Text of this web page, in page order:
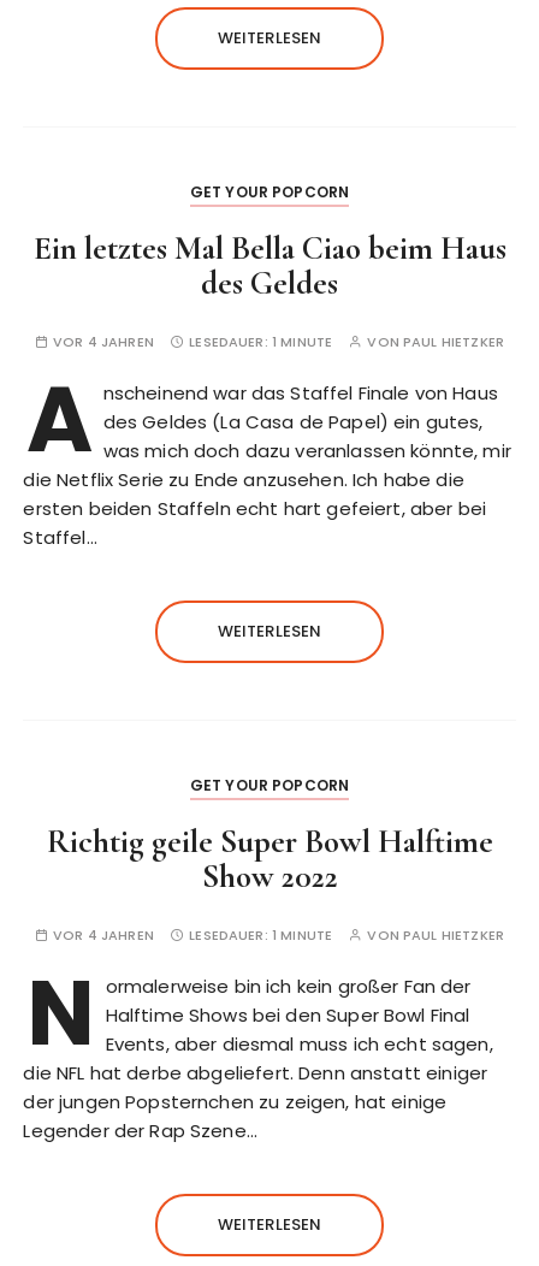
WEITERLESEN
GET YOUR POPCORN
Ein letztes Mal Bella Ciao beim Haus
des Geldes
VOR 4 JAHREN LESEDAUER: 1 MINUTE VONPAUL HIETZKER
A nscheinend war das Staffel Finale von Haus
des Geldes (La Casa de Papel) ein gutes,
was mich doch dazu veranlassen könnte, mir
die Netflix Serie zu Ende anzusehen. Ich habe die
ersten beiden Staffeln echt hart gefeiert, aber bei
Staffel…
WEITERLESEN
GET YOUR POPCORN
Richtig geile Super Bowl Halftime
Show 2022
VOR 4 JAHREN LESEDAUER: 1 MINUTE VONPAUL HIETZKER
N
ormalerweise bin ich kein großer Fan der
Halftime Shows bei den Super Bowl Final
Events, aber diesmal muss ich echt sagen,
die NFL hat derbe abgeliefert. Denn anstatt einiger
der jungen Popsternchen zu zeigen, hat einige
Legender der Rap Szene…
WEITERLESEN